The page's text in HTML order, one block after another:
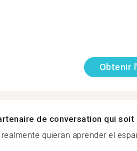
Obtenir
de conversation qui soit
quieran aprender el